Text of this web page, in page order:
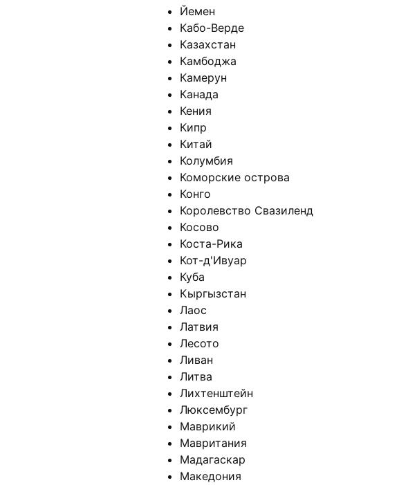
Йемен
Кабо-Верде
Казахстан
Камбоджа
Камерун
Канада
Кения
Кипр
Китай
Колумбия
Коморские острова
Конго
Королевство Свазиленд
Косово
Коста-Рика
Кот-д'Ивуар
Куба
Кыргызстан
Лаос
Латвия
Лесото
Ливан
Литва
Лихтенштейн
Люксембург
Маврикий
Мавритания
Мадагаскар
Македония